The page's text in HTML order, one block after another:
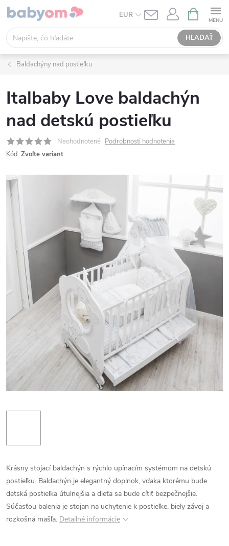
Prejsť
obsah
EUR
HĽADAŤ
KOŠÍK
Baldachýny nad postieľku
Italbaby Love baldachýn
nad detskú postieľku
Neohodnotené Podrobnosti hodnotenia
Kód: Zvoľte variant
Krásny stojací baldachýn s rýchlo upínacím systémom na detskú
postieľku. Baldachýn je elegantný doplnok, vďaka ktorému bude
detská postieľka útulnejšia a dieťa sa bude cítiť bezpečnejšie.
Súčasťou balenia je stojan na uchytenie k postieľke, biely závoj a
rozkošná mašľa. Detailné informácie